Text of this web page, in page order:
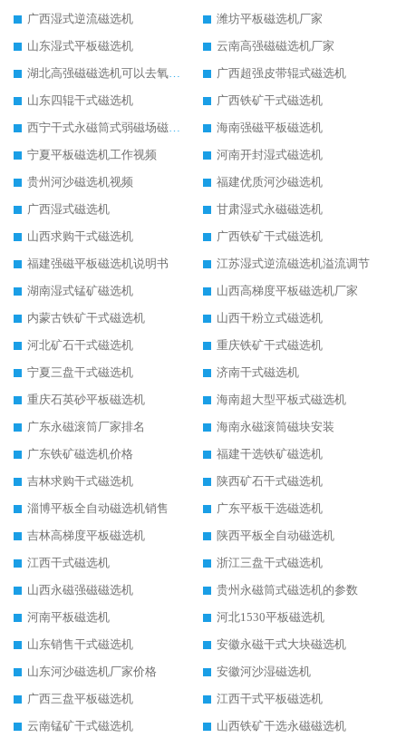
广西湿式逆流磁选机
潍坊平板磁选机厂家
山东湿式平板磁选机
云南高强磁磁选机厂家
湖北高强磁磁选机可以去氧化铝
广西超强皮带辊式磁选机
山东四辊干式磁选机
广西铁矿干式磁选机
西宁干式永磁筒式弱磁场磁选机结构图
海南强磁平板磁选机
宁夏平板磁选机工作视频
河南开封湿式磁选机
贵州河沙磁选机视频
福建优质河沙磁选机
广西湿式磁选机
甘肃湿式永磁磁选机
山西求购干式磁选机
广西铁矿干式磁选机
福建强磁平板磁选机说明书
江苏湿式逆流磁选机溢流调节
湖南湿式锰矿磁选机
山西高梯度平板磁选机厂家
内蒙古铁矿干式磁选机
山西干粉立式磁选机
河北矿石干式磁选机
重庆铁矿干式磁选机
宁夏三盘干式磁选机
济南干式磁选机
重庆石英砂平板磁选机
海南超大型平板式磁选机
广东永磁滚筒厂家排名
海南永磁滚筒磁块安装
广东铁矿磁选机价格
福建干选铁矿磁选机
吉林求购干式磁选机
陕西矿石干式磁选机
淄博平板全自动磁选机销售
广东平板干选磁选机
吉林高梯度平板磁选机
陕西平板全自动磁选机
江西干式磁选机
浙江三盘干式磁选机
山西永磁强磁磁选机
贵州永磁筒式磁选机的参数
河南平板磁选机
河北1530平板磁选机
山东销售干式磁选机
安徽永磁干式大块磁选机
山东河沙磁选机厂家价格
安徽河沙湿磁选机
广西三盘平板磁选机
江西干式平板磁选机
云南锰矿干式磁选机
山西铁矿干选永磁磁选机